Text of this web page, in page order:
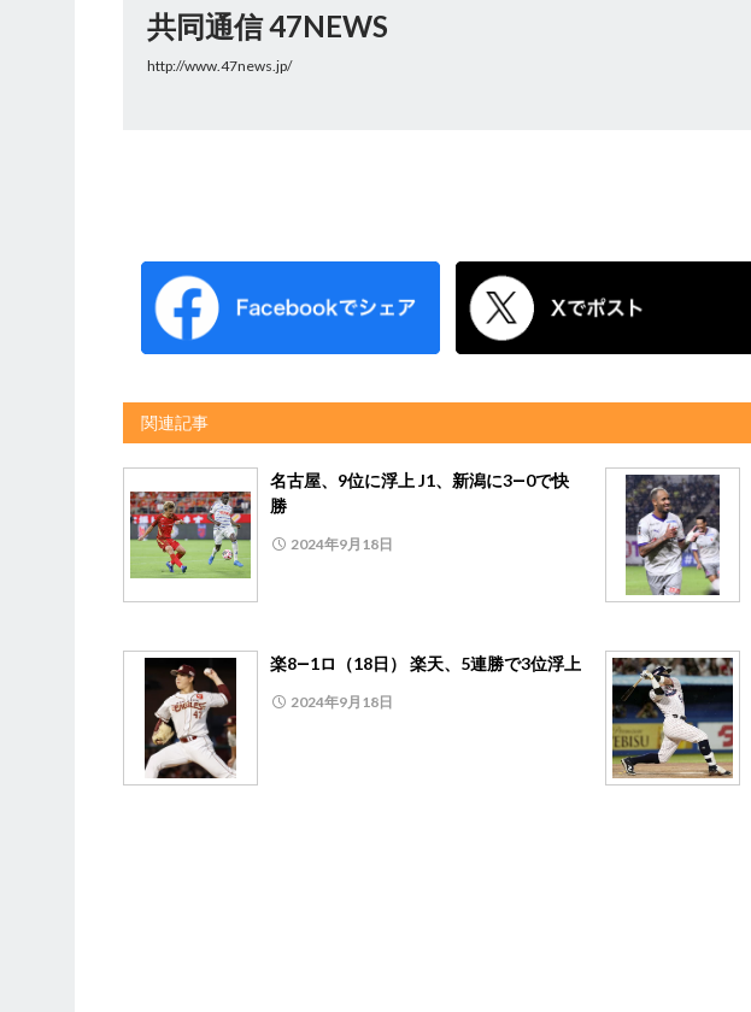
共同通信 47NEWS
http://www.47news.jp/
関連記事
名古屋、9位に浮上 J1、新潟に3―0で快
勝
2024年9月18日
楽8―1ロ（18日） 楽天、5連勝で3位浮上
2024年9月18日